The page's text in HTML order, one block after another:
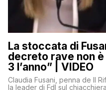
La stoccata di
decreto rave non
3 l’anno” | VIDEO
Claudia Fusani, penna de Il
la leader di FdI sul